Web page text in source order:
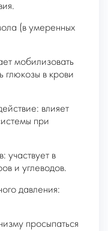
(в умеренных
мобилизовать
глюкозы в крови
влияет
при
участвует в
и углеводов.
давления:
просыпаться